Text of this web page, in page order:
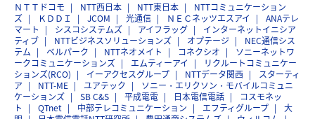
ＮＴＴドコモ NTT西日本 NTT東日本
NTTコミュニケーション
ズ
ＫＤＤＩ JCOM 光通信 ＮＥＣネッツエスアイ
ANAテレ
マート
シスコシステムズ アイフラッグ
インターネットイニシア
ティブ
NTTビジネスソリューションズ オプテージ
NEC通信シス
テム
ベルパーク NTTネオメイト コネクシオ
ソニーネットワ
ークコミュニケーションズ
エムティーアイ
リクルートコミュニケー
ションズ(RCO)
イーアクセスグループ NTTデータ関西
スターティ
ア
NTT-ME ユアテック
ソニー・エリクソン・モバイルコミュニ
ケーションズ
SB C&S 平成電電 日本電信電話
コスモネッ
ト
QTnet 中部テレコミュニケーション エフティグループ
大